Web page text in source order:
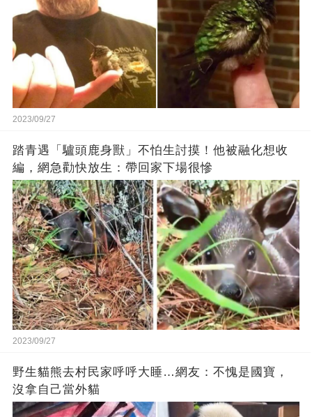
2023/09/27
踏青遇「驢頭鹿身獸」不怕生討摸！他被融化想收
編，網急勸快放生：帶回家下場很慘
2023/09/27
野生貓熊去村民家呼呼大睡…網友：不愧是國寶，
沒拿自己當外貓